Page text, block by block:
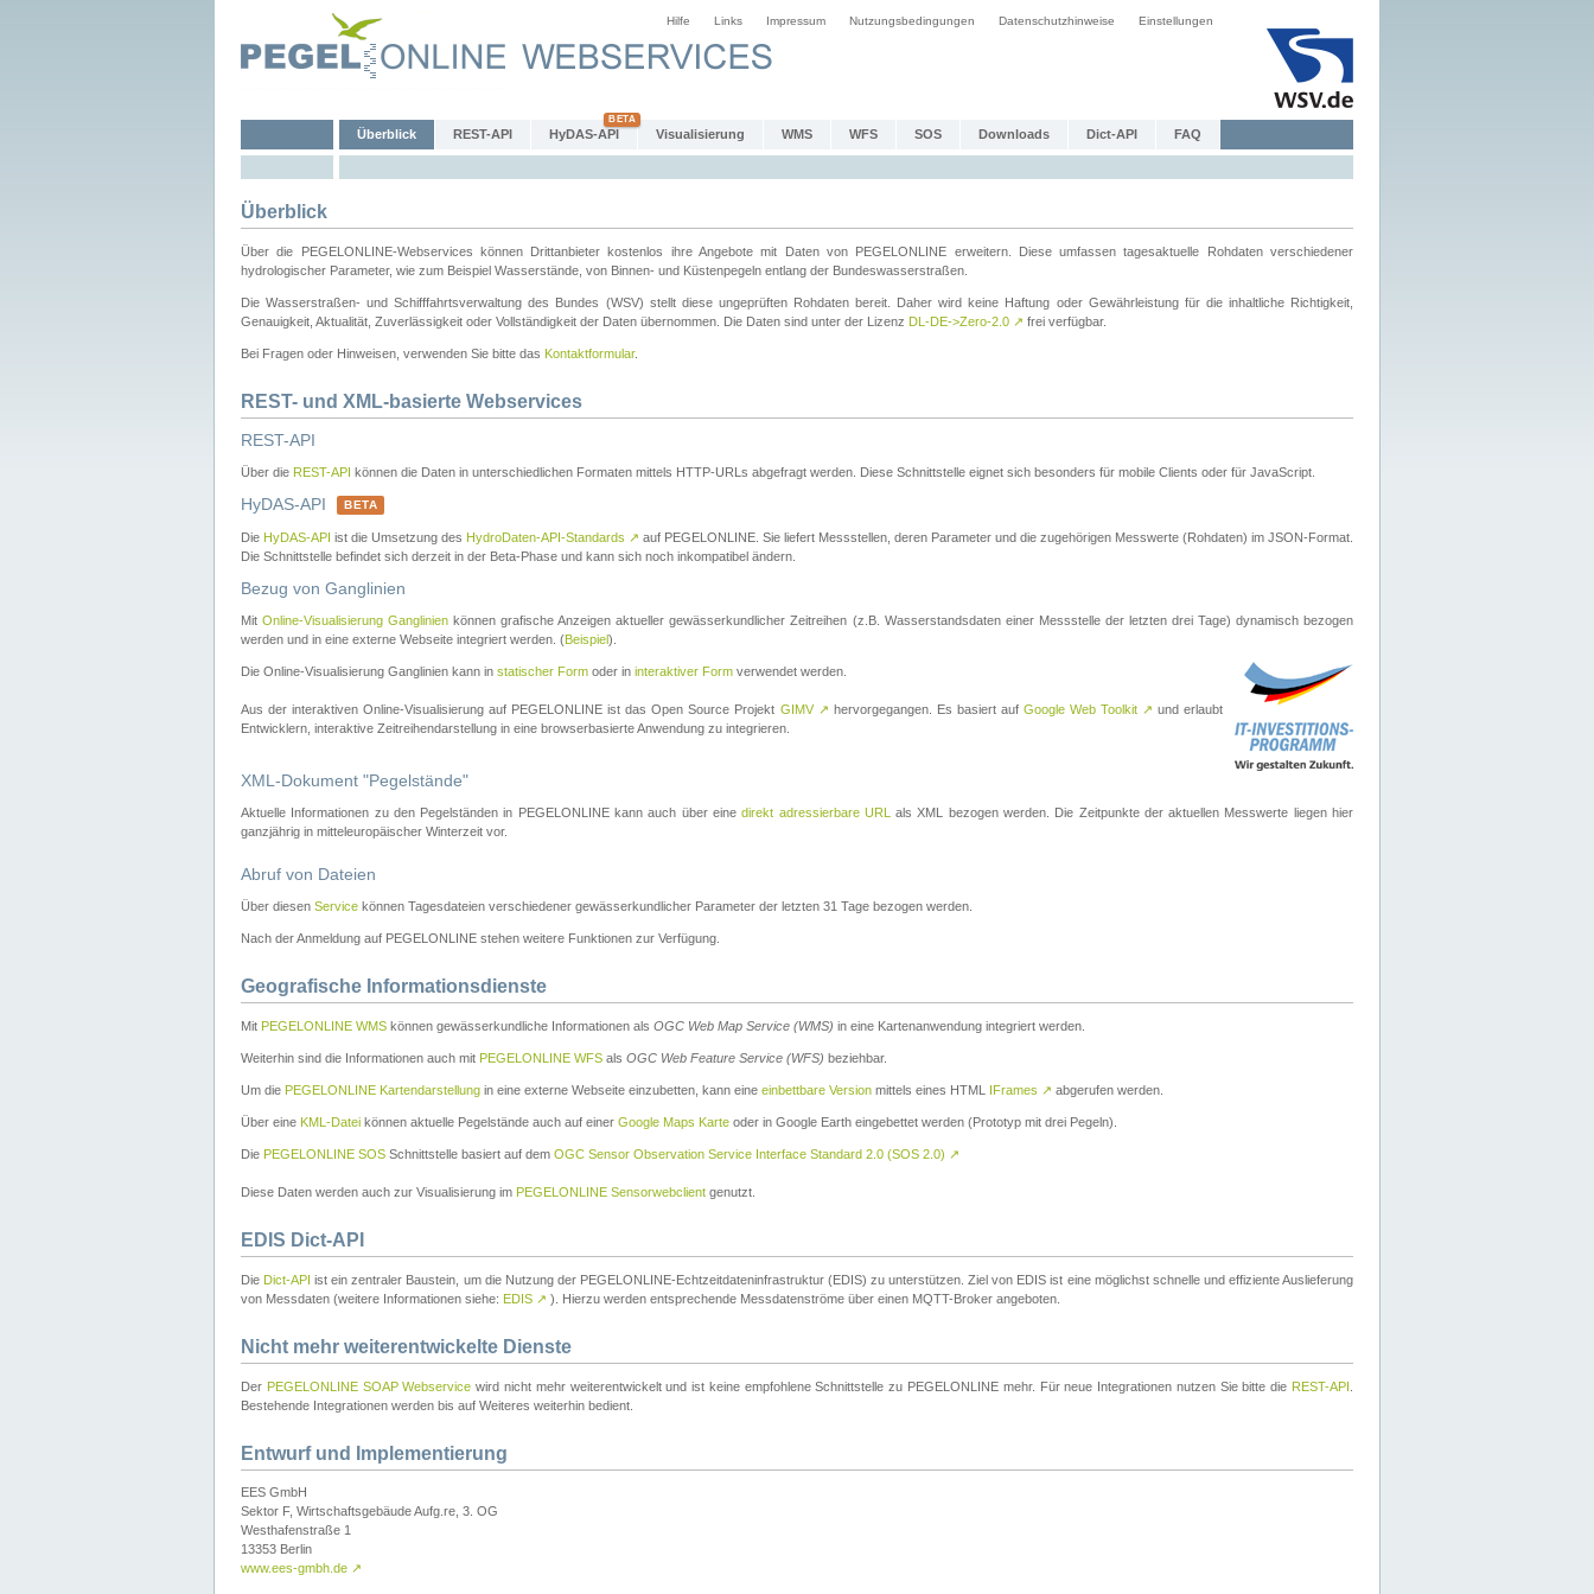
Hilfe Links Impressum Nutzungsbedingungen Datenschutzhinweise Einstellungen
Überblick REST-API HyDAS-API Visualisierung WMS WFS SOS Downloads Dict-API FAQ
Überblick
Über die PEGELONLINE-Webservices können Drittanbieter kostenlos ihre Angebote mit Daten von PEGELONLINE erweitern. Diese umfassen tagesaktuelle Rohdaten verschiedener
hydrologischer Parameter, wie zum Beispiel Wasserstände, von Binnen- und Küstenpegeln entlang der Bundeswasserstraßen.
Die Wasserstraßen- und Schifffahrtsverwaltung des Bundes (WSV) stellt diese ungeprüften Rohdaten bereit. Daher wird keine Haftung oder Gewährleistung für die inhaltliche Richtigkeit,
Genauigkeit, Aktualität, Zuverlässigkeit oder Vollständigkeit der Daten übernommen. Die Daten sind unter der Lizenz DL-DE->Zero-2.0 ↗ frei verfügbar.
Bei Fragen oder Hinweisen, verwenden Sie bitte das Kontaktformular.
REST- und XML-basierte Webservices
REST-API
Über die REST-API können die Daten in unterschiedlichen Formaten mittels HTTP-URLs abgefragt werden. Diese Schnittstelle eignet sich besonders für mobile Clients oder für JavaScript.
HyDAS-API BETA
Die HyDAS-API ist die Umsetzung des HydroDaten-API-Standards ↗ auf PEGELONLINE. Sie liefert Messstellen, deren Parameter und die zugehörigen Messwerte (Rohdaten) im JSON-Format.
Die Schnittstelle befindet sich derzeit in der Beta-Phase und kann sich noch inkompatibel ändern.
Bezug von Ganglinien
MitOnline-Visualisierung Ganglinien können grafische Anzeigen aktueller gewässerkundlicher Zeitreihen (z.B. Wasserstandsdaten einer Messstelle der letzten drei Tage) dynamisch bezogen
werden und in eine externe Webseite integriert werden. (Beispiel).
Die Online-Visualisierung Ganglinien kann in statischer Form oder in interaktiver Form verwendet werden.
Aus der interaktiven Online-Visualisierung auf PEGELONLINE ist das Open Source Projekt GIMV ↗ hervorgegangen. Es basiert auf Google Web Toolkit ↗ und erlaubt
Entwicklern, interaktive Zeitreihendarstellung in eine browserbasierte Anwendung zu integrieren.
XML-Dokument "Pegelstände"
Aktuelle Informationen zu den Pegelständen in PEGELONLINE kann auch über einedirekt adressierbare URL
als XML bezogen werden. Die Zeitpunkte der aktuellen Messwerte liegen hier
ganzjährig in mitteleuropäischer Winterzeit vor.
Abruf von Dateien
Über diesen Service können Tagesdateien verschiedener gewässerkundlicher Parameter der letzten 31 Tage bezogen werden.
Nach der Anmeldung auf PEGELONLINE stehen weitere Funktionen zur Verfügung.
Geografische Informationsdienste
Mit PEGELONLINE WMS können gewässerkundliche Informationen als OGC Web Map Service (WMS) in eine Kartenanwendung integriert werden.
Weiterhin sind die Informationen auch mit PEGELONLINE WFS als OGC Web Feature Service (WFS) beziehbar.
Um die PEGELONLINE Kartendarstellung in eine externe Webseite einzubetten, kann eine einbettbare Version mittels eines HTML IFrames ↗ abgerufen werden.
Über eine KML-Datei können aktuelle Pegelstände auch auf einer Google Maps Karte oder in Google Earth eingebettet werden (Prototyp mit drei Pegeln).
Die PEGELONLINE SOS Schnittstelle basiert auf dem OGC Sensor Observation Service Interface Standard 2.0 (SOS 2.0) ↗
Diese Daten werden auch zur Visualisierung im PEGELONLINE Sensorwebclient genutzt.
EDIS Dict-API
Die Dict-API ist ein zentraler Baustein, um die Nutzung der PEGELONLINE-Echtzeitdateninfrastruktur (EDIS) zu unterstützen. Ziel von EDIS ist eine möglichst schnelle und effiziente Auslieferung
von Messdaten (weitere Informationen siehe: EDIS ↗ ). Hierzu werden entsprechende Messdatenströme über einen MQTT-Broker angeboten.
Nicht mehr weiterentwickelte Dienste
Der PEGELONLINE SOAP Webservice wird nicht mehr weiterentwickelt und ist keine empfohlene Schnittstelle zu PEGELONLINE mehr. Für neue Integrationen nutzen Sie bitte die REST-API
Bestehende Integrationen werden bis auf Weiteres weiterhin bedient.
Entwurf und Implementierung
EES GmbH
Sektor F, Wirtschaftsgebäude Aufg.re, 3. OG
Westhafenstraße 1
13353 Berlin
www.ees-gmbh.de ↗